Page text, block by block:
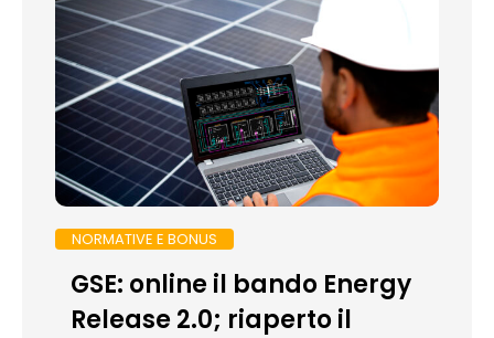
NORMATIVE E BONUS
GSE: online il bando Energy
Release 2.0; riaperto il